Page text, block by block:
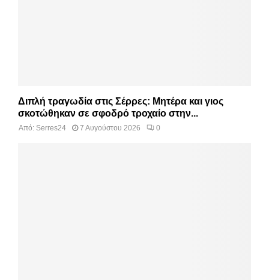
Διπλή τραγωδία στις Σέρρες: Μητέρα και γιος
σκοτώθηκαν σε σφοδρό τροχαίο στην...
Από: Serres24 7 Αυγούστου 2026 0